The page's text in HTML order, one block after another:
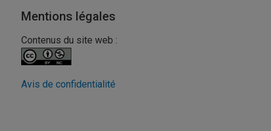
Mentions légales
Contenus du site web :
Avis de confidentialité